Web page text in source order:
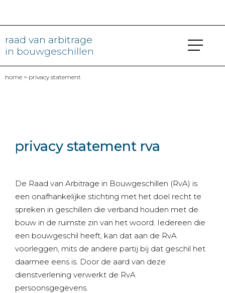
raad van arbitrage
in bouwgeschillen
home > privacy statement
privacy statement rva
De Raad van Arbitrage in Bouwgeschillen (RvA) is
een onafhankelijke stichting met het doel recht te
spreken in geschillen die verband houden met de
bouw in de ruimste zin van het woord. Iedereen die
een bouwgeschil heeft, kan dat aan de RvA
voorleggen, mits de andere partij bij dat geschil het
daarmee eens is. Door de aard van deze
dienstverlening verwerkt de RvA
persoonsgegevens.